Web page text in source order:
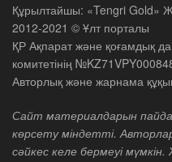
Құрылтайшы: «Tengri Gold»
2012-2021 © Ұлт порталы
ҚР Ақпарат және қоғамдық
комитетінің
Авторлық және жарнама
Сайт материалдарын
көрсету міндетті.
сәйкес келе бермеуі